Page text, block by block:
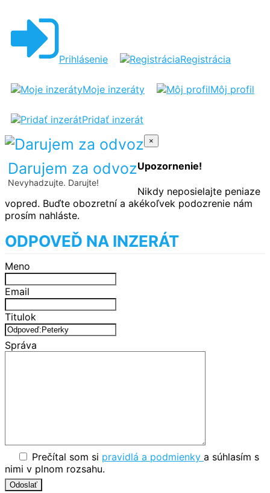
Prihlásenie Registrácia
Moje inzeráty Môj profil
Pridať inzerát
Darujem za odvoz
Nevyhadzujte. Darujte!
×
Upozornenie!
Nikdy neposielajte peniaze
vopred. Buďte obozretní a akékoľvek podozrenie nám
prosím nahláste.
ODPOVEĎ NA INZERÁT
Meno
Email
Titulok
Správa
Prečítal som si pravidlá a podmienky a súhlasím s
nimi v plnom rozsahu.